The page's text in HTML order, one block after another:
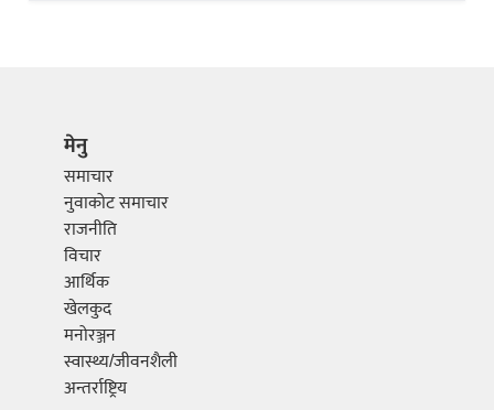
मेनु
समाचार
नुवाकोट समाचार
राजनीति
विचार
आर्थिक
खेलकुद
मनोरञ्जन
स्वास्थ्य/जीवनशैली
अन्तर्राष्ट्रिय